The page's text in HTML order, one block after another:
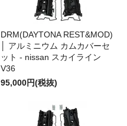
DRM(DAYTONA REST&MOD)
│ アルミニウム カムカバーセ
ット - nissan スカイライン
V36
95,000円(税抜)